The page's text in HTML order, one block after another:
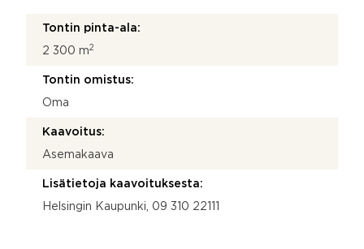
Tontin pinta-ala:
2 300 m2
Tontin omistus:
Oma
Kaavoitus:
Asemakaava
Lisätietoja kaavoituksesta:
Helsingin Kaupunki, 09 310 22111